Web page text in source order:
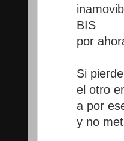
BIS
por
Si
el otro
a por
y no